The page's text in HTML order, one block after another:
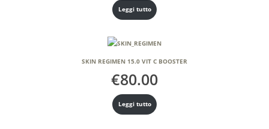
Leggi tutto
SKIN REGIMEN 15.0 VIT C BOOSTER
€80.00
Leggi tutto